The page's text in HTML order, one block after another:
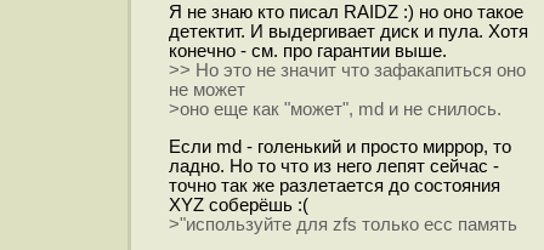
Я не знаю кто писал RAIDZ :) но оно такое
детектит. И выдергивает диск и пула. Хотя
конечно - см. про гарантии выше.
>> Но это не значит что зафакапиться оно
не может
>оно еще как "может", md и не снилось.
Если md - голенький и просто миррор, то
ладно. Но то что из него лепят сейчас -
точно так же разлетается до состояния
ХYZ соберёшь :(
>"используйте для zfs только ecc память